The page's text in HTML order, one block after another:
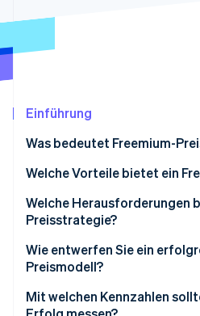
Identity
Online-Identitätsprüfung
Jetzt ansehen
Einführung
Was bedeutet Freemium-
Welche Vorteile bietet ein
Es verringert die
Es reduziert Kundinnen- und
(CAC, Customer Acquisition
Es lässt Ihre Marke wachsen
Welche Herausforderungen
Preisstrategie?
Die Kosten kostenloser
Überzeugende Gründe für
Wie entwerfen Sie ein
Preismodell?
Am Anfang steht Ihr
Mit welchen Kennzahlen